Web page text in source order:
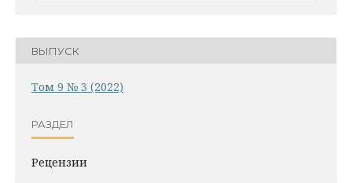
ВЫПУСК
Том 9 № 3 (2022)
РАЗДЕЛ
Рецензии